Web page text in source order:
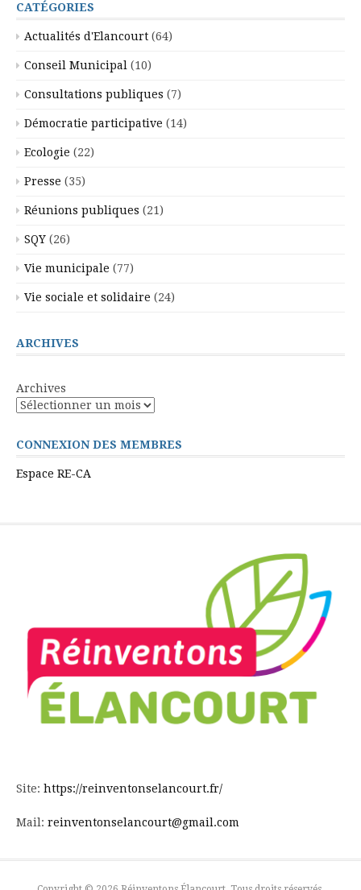
CATÉGORIES
Actualités d'Elancourt (64)
Conseil Municipal (10)
Consultations publiques (7)
Démocratie participative (14)
Ecologie (22)
Presse (35)
Réunions publiques (21)
SQY (26)
Vie municipale (77)
Vie sociale et solidaire (24)
ARCHIVES
Archives
CONNEXION DES MEMBRES
Espace RE-CA
Site: https://reinventonselancourt.fr/
Mail: reinventonselancourt@gmail.com